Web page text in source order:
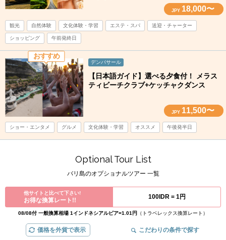
JPY 18,000〜
観光 自然体験 文化体験・学習 エステ・スパ 送迎・チャーター
ショッピング 午前発終日
おすすめ
デンパサール
【日本語ガイド】選べる夕食付！ メラス
ティビーチクラブ+ケッチャクダンス
JPY 11,500〜
ショー・エンタメ グルメ 文化体験・学習 オススメ 午後発半日
Optional Tour List
バリ島のオプショナルツアー 一覧
他サイトと比べて下さい!
お得な換算レート!! 100IDR = 1円
08/08付 一般換算相場 1インドネシアルピア=1.01円 （トラベレックス換算レート）
価格を外貨で表示 こだわりの条件で探す